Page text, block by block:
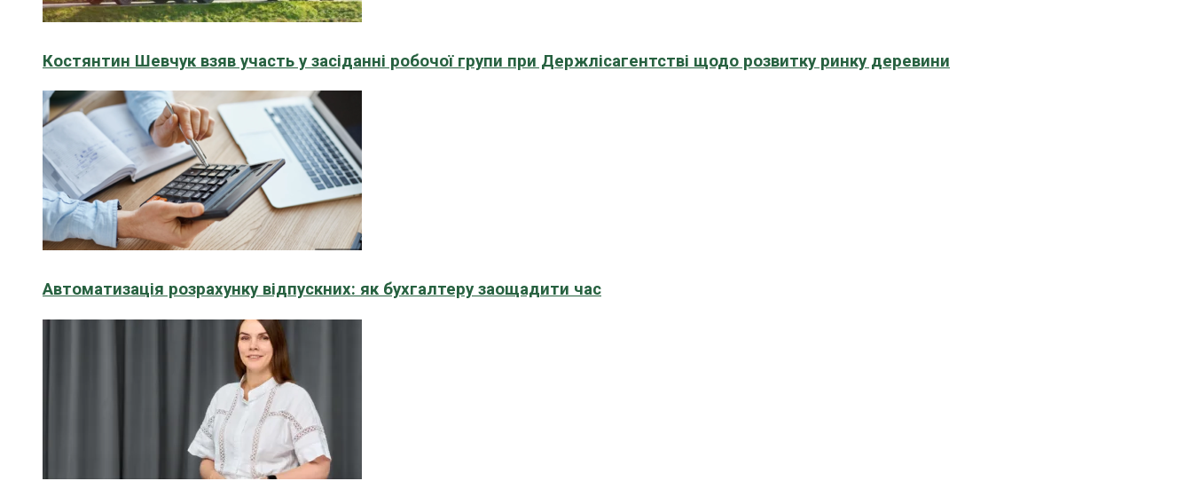
Костянтин Шевчук взяв участь у засіданні робочої групи при Держлісагентстві щодо розвитку ринку деревини
Автоматизація розрахунку відпускних: як бухгалтеру заощадити час